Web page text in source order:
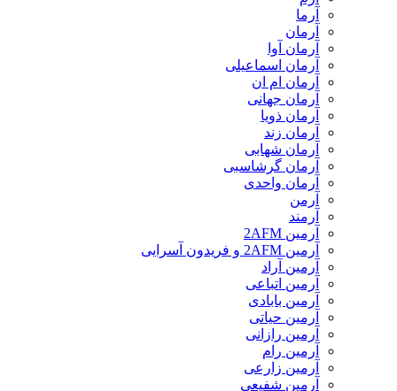
آرما
آرمان
آرمان آوا
آرمان اسماعیلی
آرمان ام ان
آرمان جهانی
آرمان ذویا
آرمان زند
آرمان شهابی
آرمان گرشاسبی
آرمان واحدی
آرمن
آرمند
آرمین 2AFM
آرمین 2AFM و فریدون آسرایی
آرمین آراد
آرمین اتباعی
آرمین بابادی
آرمین حیاتی
آرمین رازانی
آرمین رام
آرمین زارعی
آرمین شفیعی